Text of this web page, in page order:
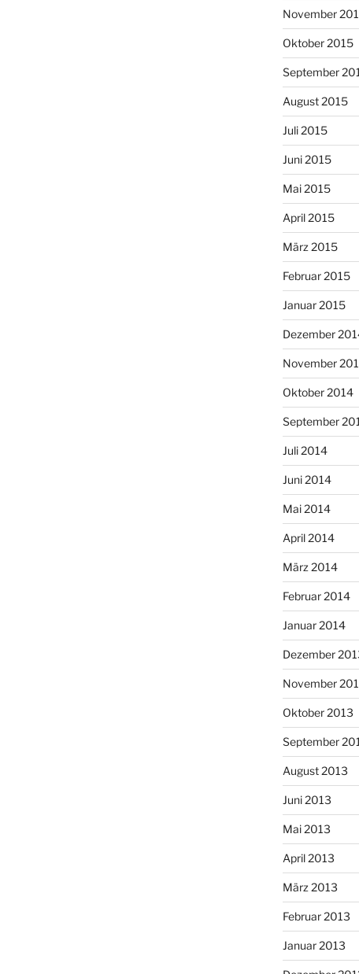
November
Oktober 2015
September
August 2015
Juli 2015
Juni 2015
Mai 2015
April 2015
März 2015
Februar 2015
Januar 2015
Dezember
November
Oktober 2014
September
Juli 2014
Juni 2014
Mai 2014
April 2014
März 2014
Februar 2014
Januar 2014
Dezember
November
Oktober 2013
September
August 2013
Juni 2013
Mai 2013
April 2013
März 2013
Februar 2013
Januar 2013